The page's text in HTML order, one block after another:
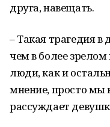
друга, навещать.
– Такая трагедия в
чем в более
люди, как и
мнение, просто мы
рассуждает